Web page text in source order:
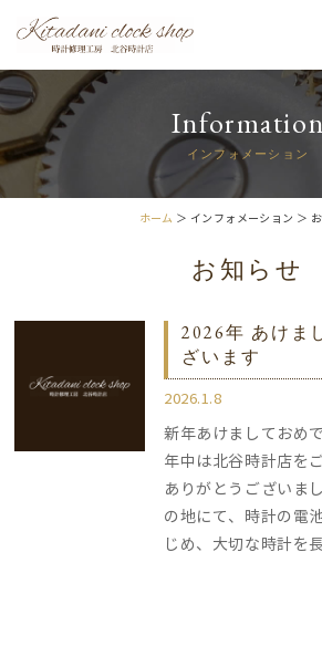
インフォメーション
ホーム ＞ インフォメーション ＞
お知らせ
2026年 あけま
ざいます
2026.1.8
新年あけましておめ
年中は北谷時計店を
ありがとうございま
の地にて、時計の電
じめ、大切な時計を